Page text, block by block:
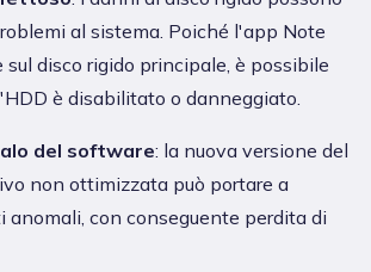
al sistema. Poiché l'app Note
sul disco rigido principale, è possibile
è disabilitato o danneggiato.
del software: la nuova versione del
non ottimizzata può portare a
anomali, con conseguente perdita di